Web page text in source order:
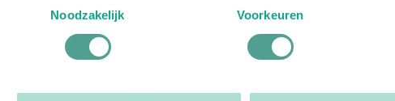
Noodzakelijk
Voorkeuren